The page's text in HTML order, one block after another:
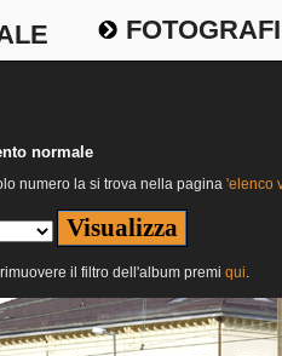
normale
numero la si trova nella pagina 'elenco
il filtro dell'album premi qui.